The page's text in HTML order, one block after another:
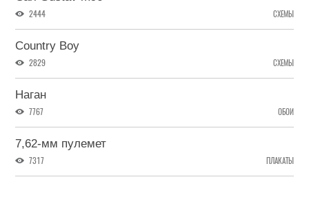
2444 СХЕМЫ
Country Boy
2829 СХЕМЫ
Наган
7767 ОБОИ
7,62-мм пулемет
7317 ПЛАКАТЫ